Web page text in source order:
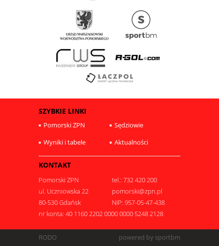
SZYBKIE LINKI
Pomorski ZPN
Sędziowie
Wyniki i tabele
Aktualności
KONTAKT
Pomorski ZPN
tel.: 732 420 200
ul. Uczniowska 22
pomorski@zpn.pl
80-530 Gdańsk
NIP: 957-05-47-438
nr konta: 40 1160 2202 0000 0000 5248 2128
RODO
powered by sportbm